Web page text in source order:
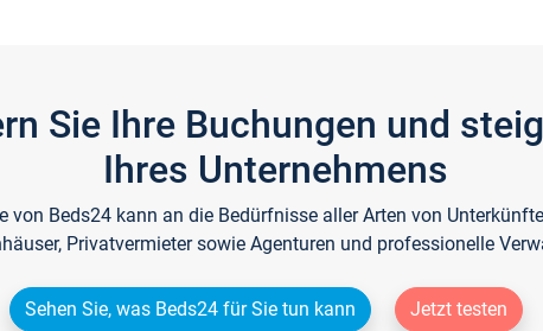
Sie Ihre Buchungen und
Ihres Unternehmens
Beds24 kann an die Bedürfnisse aller Arten von
Privatvermieter sowie Agenturen und professionelle
Sehen Sie, was Beds24 für Sie tun kann
Jetzt testen